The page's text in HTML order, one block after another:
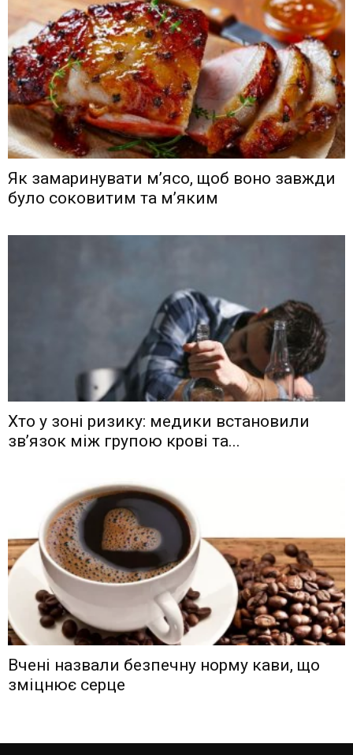
Як замаринувати м’ясо, щоб воно завжди
було соковитим та м’яким
Хто у зоні ризику: медики встановили
зв’язок між групою крові та...
Вчені назвали безпечну норму кави, що
зміцнює серце